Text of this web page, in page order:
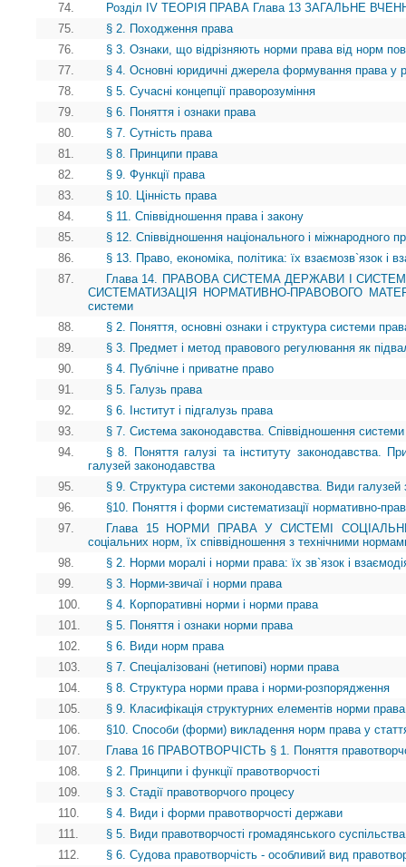
74.
Розділ IV ТЕОРІЯ ПРАВА Глава 13 ЗАГАЛЬНЕ
75.
§ 2. Походження права
76.
§ 3. Ознаки, що відрізняють норми права від норм
77.
§ 4. Основні юридичні джерела формування права у
78.
§ 5. Сучасні концепції праворозуміння
79.
§ 6. Поняття і ознаки права
80.
§ 7. Сутність права
81.
§ 8. Принципи права
82.
§ 9. Функції права
83.
§ 10. Цінність права
84.
§ 11. Співвідношення права і закону
85.
§ 12. Співвідношення національного і міжнародного
86.
§ 13. Право, економіка, політика: їх взаємозв`язок і
87.
Глава 14. ПРАВОВА СИСТЕМА ДЕРЖАВИ І
СИСТЕМАТИЗАЦІЯ НОРМАТИВНО-ПРАВОВОГО
системи
88.
§ 2. Поняття, основні ознаки і структура системи
89.
§ 3. Предмет і метод правового регулювання як
90.
§ 4. Публічне і приватне право
91.
§ 5. Галузь права
92.
§ 6. Інститут і підгалузь права
93.
§ 7. Система законодавства. Співвідношення
94.
§ 8. Поняття галузі та інституту законодавства.
галузей законодавства
95.
§ 9. Структура системи законодавства. Види галузей
96.
§10. Поняття і форми систематизації нормативно-
97.
Глава 15 НОРМИ ПРАВА У СИСТЕМІ
соціальних норм, їх співвідношення з технічними
98.
§ 2. Норми моралі і норми права: їх зв`язок і
99.
§ 3. Норми-звичаї і норми права
100.
§ 4. Корпоративні норми і норми права
101.
§ 5. Поняття і ознаки норми права
102.
§ 6. Види норм права
103.
§ 7. Спеціалізовані (нетипові) норми права
104.
§ 8. Структура норми права і норми-розпорядження
105.
§ 9. Класифікація структурних елементів норми
106.
§10. Способи (форми) викладення норм права у
107.
Глава 16 ПРАВОТВОРЧІСТЬ § 1. Поняття
108.
§ 2. Принципи і функції правотворчості
109.
§ 3. Стадії правотворчого процесу
110.
§ 4. Види і форми правотворчості держави
111.
§ 5. Види правотворчості громадянського суспільства
112.
§ 6. Судова правотворчість - особливий вид